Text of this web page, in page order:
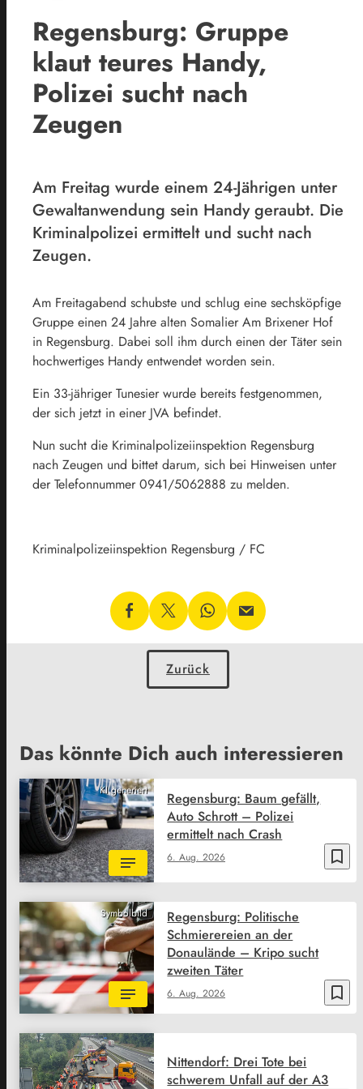
Regensburg: Gruppe
klaut teures Handy,
Polizei sucht nach
Zeugen
Am Freitag wurde einem 24-Jährigen unter
Gewaltanwendung sein Handy geraubt. Die
Kriminalpolizei ermittelt und sucht nach
Zeugen.
Am Freitagabend schubste und schlug eine sechsköpfige
Gruppe einen 24 Jahre alten Somalier Am Brixener Hof
in Regensburg. Dabei soll ihm durch einen der Täter sein
hochwertiges Handy entwendet worden sein.
Ein 33-jähriger Tunesier wurde bereits festgenommen,
der sich jetzt in einer JVA befindet.
Nun sucht die Kriminalpolizeiinspektion Regensburg
nach Zeugen und bittet darum, sich bei Hinweisen unter
der Telefonnummer 0941/5062888 zu melden.
Kriminalpolizeiinspektion Regensburg / FC
Zurück
Das könnte Dich auch interessieren
KI generiert
bookmark_border
6. Aug. 2026
Regensburg: Baum gefällt,
Auto Schrott – Polizei
ermittelt nach Crash
Symbolbild
bookmark_border
6. Aug. 2026
Regensburg: Politische
Schmierereien an der
Donaulände – Kripo sucht
zweiten Täter
Nittendorf: Drei Tote bei
schwerem Unfall auf der A3